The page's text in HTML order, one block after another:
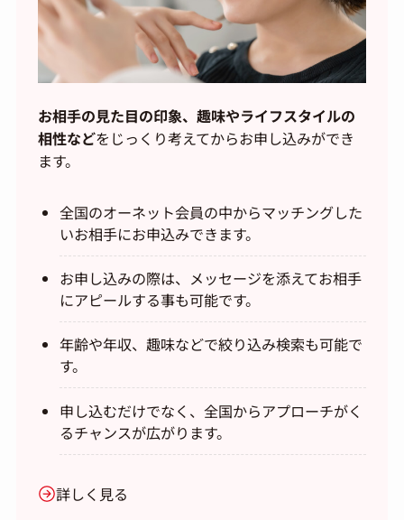
お相手の見た目の印象、趣味やライフスタイルの
相性などをじっくり考えてからお申し込みができ
ます。
全国のオーネット会員の中からマッチングした
いお相手にお申込みできます。
お申し込みの際は、メッセージを添えてお相手
にアピールする事も可能です。
年齢や年収、趣味などで絞り込み検索も可能で
す。
申し込むだけでなく、全国からアプローチがく
るチャンスが広がります。
詳しく見る